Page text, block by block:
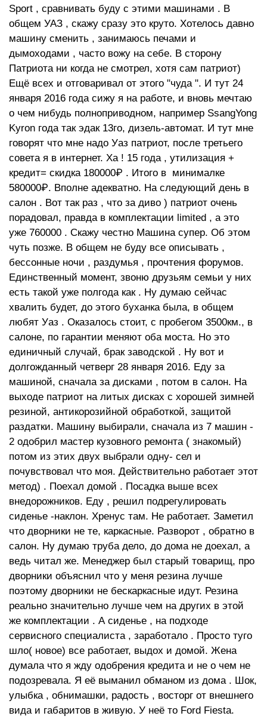
Sport , сравнивать буду с этими машинами . В
общем УАЗ , скажу сразу это круто. Хотелось давно
машину сменить , занимаюсь печами и
дымоходами , часто вожу на себе. В сторону
Патриота ни когда не смотрел, хотя сам патриот)
Ещё всех и отговаривал от этого "чуда ". И тут 24
января 2016 года сижу я на работе, и вновь мечтаю
о чем нибудь полноприводном, например SsangYong
Kyron года так эдак 13го, дизель-автомат. И тут мне
говорят что мне надо Уаз патриот, после третьего
совета я в интернет. Ха ! 15 года , утилизация +
кредит= скидка 180000₽ . Итого в минималке
580000₽. Вполне адекватно. На следующий день в
салон . Вот так раз , что за диво ) патриот очень
порадовал, правда в комплектации limited , а это
уже 760000 . Скажу честно Машина супер. Об этом
чуть позже. В общем не буду все описывать ,
бессонные ночи , раздумья , прочтения форумов.
Единственный момент, звоню друзьям семьи у них
есть такой уже полгода как . Ну думаю сейчас
хвалить будет, до этого буханка была, в общем
любят Уаз . Оказалось стоит, с пробегом 3500км., в
салоне, по гарантии меняют оба моста. Но это
единичный случай, брак заводской . Ну вот и
долгожданный четверг 28 января 2016. Еду за
машиной, сначала за дисками , потом в салон. На
выходе патриот на литых дисках с хорошей зимней
резиной, антикорозийной обработкой, защитой
раздатки. Машину выбирали, сначала из 7 машин -
2 одобрил мастер кузовного ремонта ( знакомый)
потом из этих двух выбрали одну- сел и
почувствовал что моя. Действительно работает этот
метод) . Поехал домой . Посадка выше всех
внедорожников. Еду , решил подрегулировать
сиденье -наклон. Хренус там. Не работает. Заметил
что дворники не те, каркасные. Разворот , обратно в
салон. Ну думаю труба дело, до дома не доехал, а
ведь читал же. Менеджер был старый товарищ, про
дворники объяснил что у меня резина лучше
поэтому дворники не бескаркасные идут. Резина
реально значительно лучше чем на других в этой
же комплектации . А сиденье , на подходе
сервисного специалиста , заработало . Просто туго
шло( новое) все работает, выдох и домой. Жена
думала что я жду одобрения кредита и не о чем не
подозревала. Я её выманил обманом из дома . Шок,
улыбка , обнимашки, радость , восторг от внешнего
вида и габаритов в живую. У неё то Ford Fiesta.